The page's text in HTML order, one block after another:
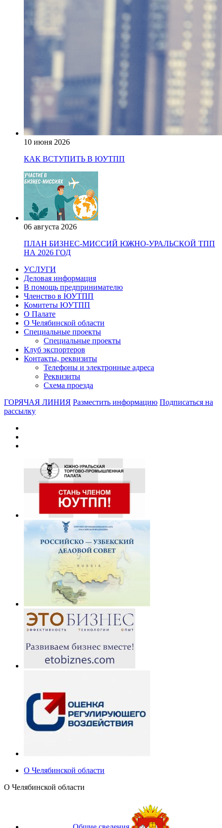
10 июня 2026
КАК ВСТУПИТЬ В ЮУТПП
06 августа 2026
ПЛАН БИЗНЕС-МИССИЙ ЮЖНО-УРАЛЬСКОЙ ТПП
НА 2026 ГОД
УСЛУГИ
Деловая информация
В помощь предпринимателю
Членство в ЮУТПП
Комитеты ЮУТПП
О Палате
О Челябинской области
Специальные проекты
Специальные проекты
Клуб экспортеров
Контакты, реквизиты
Телефоны и электронные адреса
Реквизиты
Схема проезда
ГОРЯЧАЯ ЛИНИЯ Разместить информацию Подписаться на
рассылку
О Челябинской области
О Челябинской области